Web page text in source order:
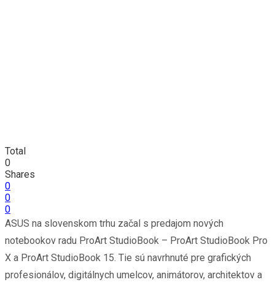
Total
0
Shares
0
0
0
ASUS na slovenskom trhu začal s predajom nových
notebookov radu ProArt StudioBook – ProArt StudioBook Pro
X a ProArt StudioBook 15. Tie sú navrhnuté pre grafických
profesionálov, digitálnych umelcov, animátorov, architektov a